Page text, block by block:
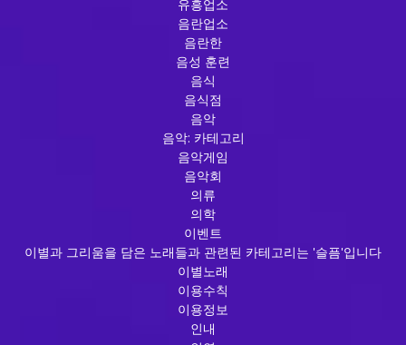
유흥업소
음란업소
음란한
음성 훈련
음식
음식점
음악
음악: 카테고리
음악게임
음악회
의류
의학
이벤트
이별과 그리움을 담은 노래들과 관련된 카테고리는 '슬픔'입니다
이별노래
이용수칙
이용정보
인내